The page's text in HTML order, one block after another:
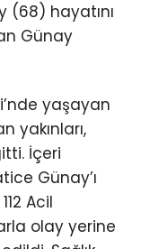
(68) hayatını
Günay
yaşayan
yakınları,
İçeri
Günay’ı
Acil
olay yerine